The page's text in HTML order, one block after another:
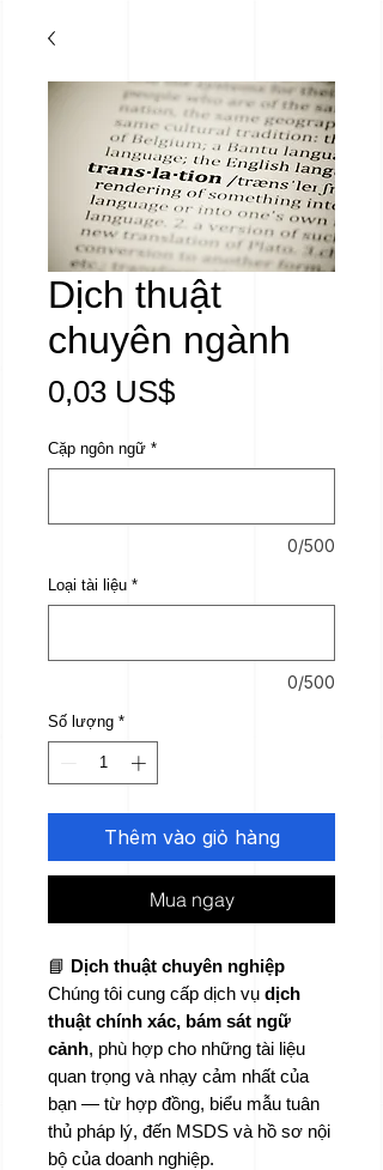
Dịch thuật
chuyên ngành
0,03 US$Giá
Cặp ngôn ngữ *
0/500
Loại tài liệu *
0/500
Số lượng *
Thêm vào giỏ hàng
Mua ngay
📘 Dịch thuật chuyên nghiệp
Chúng tôi cung cấp dịch vụ dịch
thuật chính xác, bám sát ngữ
cảnh, phù hợp cho những tài liệu
quan trọng và nhạy cảm nhất của
bạn — từ hợp đồng, biểu mẫu tuân
thủ pháp lý, đến MSDS và hồ sơ nội
bộ của doanh nghiệp.